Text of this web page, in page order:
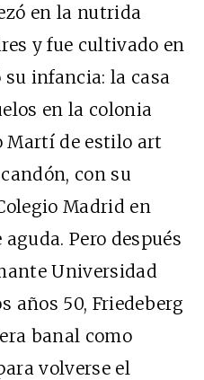
en la nutrida
y fue cultivado en
infancia: la casa
en la colonia
Martí de estilo art
con su
Madrid en
Pero después
Universidad
años 50, Friedeberg
banal como
volverse el